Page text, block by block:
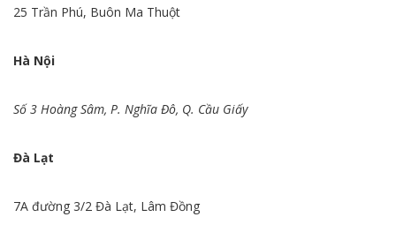
25 Trần Phú, Buôn Ma Thuột
Hà Nội
Số 3 Hoàng Sâm, P. Nghĩa Đô, Q. Cầu Giấy
Đà Lạt
7A đường 3/2 Đà Lạt, Lâm Đồng